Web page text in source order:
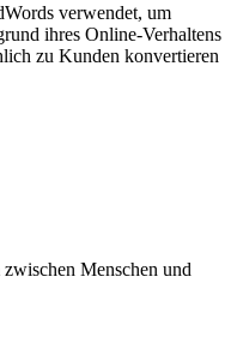
verwendet, um
ihres Online-Verhaltens
zu Kunden konvertieren
Menschen und